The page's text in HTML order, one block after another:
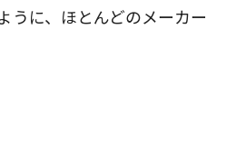
うに、ほとんどのメーカー